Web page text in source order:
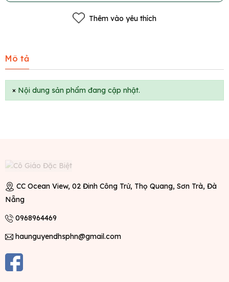
Thêm vào yêu thích
Mô tả
× Nội dung sản phẩm đang cập nhật.
CC Ocean View, 02 Đinh Công Trứ, Thọ Quang, Sơn Trà, Đà
Nẵng
0968964469
haunguyendhsphn@gmail.com